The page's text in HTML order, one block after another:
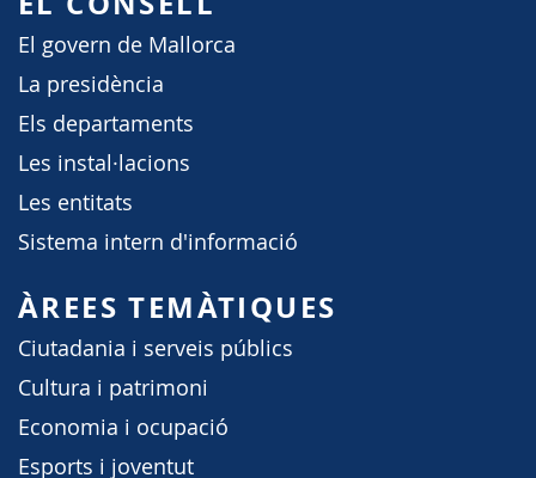
El govern de Mallorca
La presidència
Els departaments
Les instal·lacions
Les entitats
Sistema intern d'informació
ÀREES TEMÀTIQUES
Ciutadania i serveis públics
Cultura i patrimoni
Economia i ocupació
Esports i joventut